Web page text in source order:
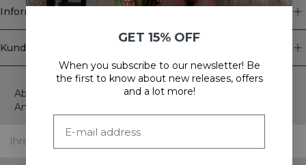
Information
Kundendienst
Newsletter
Abonnieren Sie unseren Newsletter! Erhalten Sie exklusive
Angebote, unsere neuesten Nachrichten und vieles mehr.
GET 15% OFF
When you subscribe to our newsletter! Be
the first to know about new releases, offers
and a lot more!